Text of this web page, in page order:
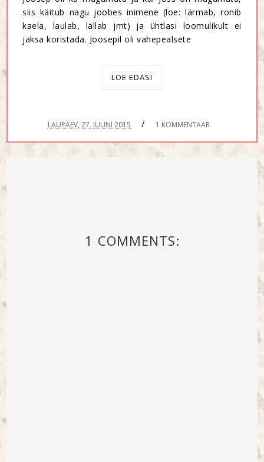
siis käitub nagu joobes inimene (loe: lärmab, ronib
kaela, laulab, lällab jmt) ja ühtlasi loomulikult ei
jaksa koristada. Joosepil oli vahepealsete
LOE EDASI
LAUPÄEV, 27. JUUNI 2015 / 1 KOMMENTAAR
1 COMMENTS: